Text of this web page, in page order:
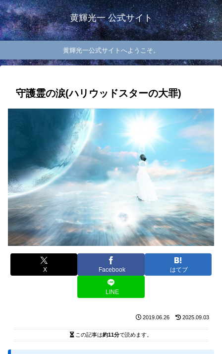
黄輝光一 公式サイト
黄輝光一公式サイトへようこそ。
守護霊の涙(ハリウッドスターの大罪)
X Facebook はてブ
LINE
2019.06.26 2025.09.03
この記事は約11分で読めます。